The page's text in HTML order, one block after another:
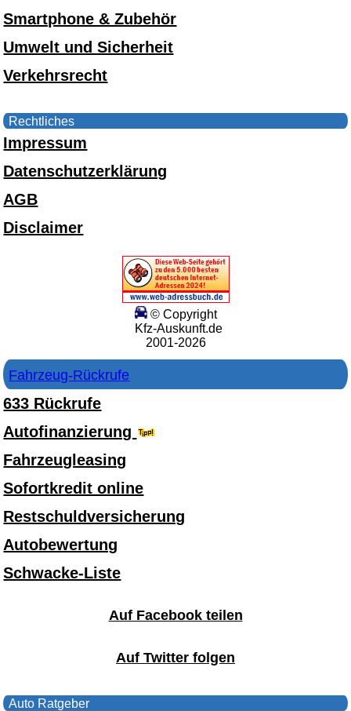
Smartphone & Zubehör
Umwelt und Sicherheit
Verkehrsrecht
Rechtliches
Impressum
Datenschutzerklärung
AGB
Disclaimer
© Copyright
Kfz-Auskunft.de
2001-2026
Fahrzeug-Rückrufe
633 Rückrufe
Autofinanzierung
Fahrzeugleasing
Sofortkredit online
Restschuldversicherung
Autobewertung
Schwacke-Liste
Auf Facebook teilen
Auf Twitter folgen
Auto Ratgeber